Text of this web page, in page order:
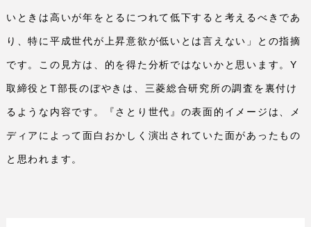
いときは高いが年をとるにつれて低下すると考えるべきであ
り、特に平成世代が上昇意欲が低いとは言えない」との指摘
です。この見方は、的を得た分析ではないかと思います。Y
取締役と T部長のぼやきは、三菱総合研究所の調査を裏付け
るような内容です。『さとり世代』の表面的イメージは、メ
ディアによって面白おかしく演出されていた面があったもの
と思われます。